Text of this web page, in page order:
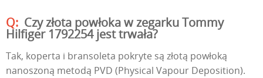
Czy złota powłoka w zegarku Tommy
Hilfiger 1792254 jest trwała?
Tak, koperta i bransoleta pokryte są złotą powłoką
nanoszoną metodą PVD (Physical Vapour Deposition).